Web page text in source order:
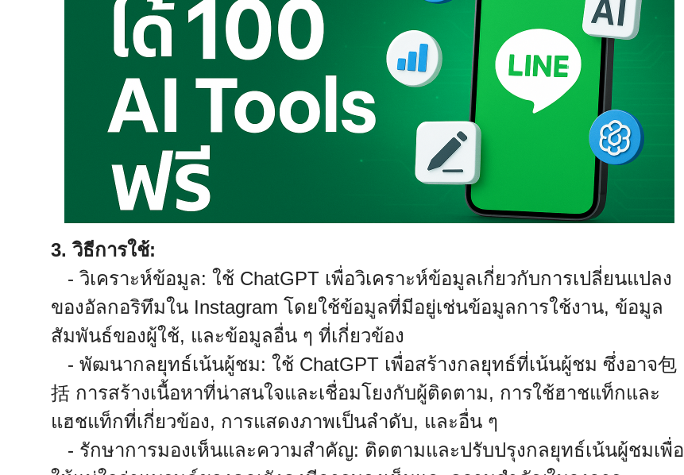
3. วิธีการใช้:
- วิเคราะห์ข้อมูล: ใช้ ChatGPT เพื่อวิเคราะห์ข้อมูลเกี่ยวกับการเปลี่ยนแปลง
ของอัลกอริทึมใน Instagram โดยใช้ข้อมูลที่มีอยู่เช่นข้อมูลการใช้งาน, ข้อมูล
สัมพันธ์ของผู้ใช้, และข้อมูลอื่น ๆ ที่เกี่ยวข้อง
- พัฒนากลยุทธ์เน้นผู้ชม: ใช้ ChatGPT เพื่อสร้างกลยุทธ์ที่เน้นผู้ชม ซึ่งอาจ包
括 การสร้างเนื้อหาที่น่าสนใจและเชื่อมโยงกับผู้ติดตาม, การใช้ฮาชแท็กและ
แฮชแท็กที่เกี่ยวข้อง, การแสดงภาพเป็นลำดับ, และอื่น ๆ
- รักษาการมองเห็นและความสำคัญ: ติดตามและปรับปรุงกลยุทธ์เน้นผู้ชมเพื่อ